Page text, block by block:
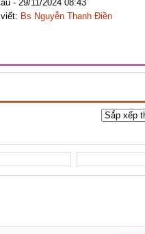
- 29/11/2024 08:43
Bs Nguyễn Thanh Điền